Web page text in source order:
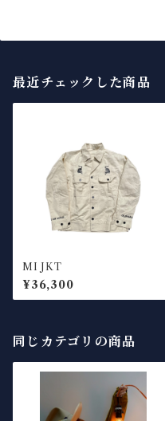
最近チェックした商品
MI JKT
¥36,300
同じカテゴリの商品